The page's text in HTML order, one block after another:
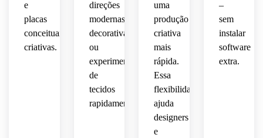
de
superfície
têxtil
de
casa e
conceitos
moda.
superfície
detalhado
sofisticado.
quente,
alto
detalhe
para
detalhe
projetada
para
e
placas
conceituais
criativas.
direções
modernas,
decorativas
ou
experimentais
de
tecidos
rapidamente.
uma
produção
criativa
mais
rápida.
Essa
flexibilidade
ajuda
designers
e
–
sem
instalar
software
extra.